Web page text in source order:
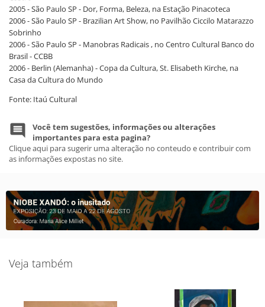
2005 - São Paulo SP - Dor, Forma, Beleza, na Estação Pinacoteca
2006 - São Paulo SP - Brazilian Art Show, no Pavilhão Ciccilo Matarazzo
Sobrinho
2006 - São Paulo SP - Manobras Radicais , no Centro Cultural Banco do
Brasil - CCBB
2006 - Berlin (Alemanha) - Copa da Cultura, St. Elisabeth Kirche, na
Casa da Cultura do Mundo
Fonte: Itaú Cultural
Você tem sugestões, informações ou alterações
importantes para esta pagina?
Clique aqui para sugerir uma alteração no conteudo e contribuir com
as informações expostas no site.
Veja também